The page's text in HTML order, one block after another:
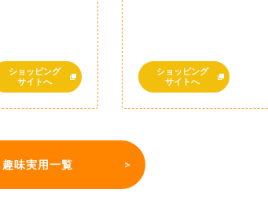
ショッピング
サイトへ
ショッピング
サイトへ
味実用一覧